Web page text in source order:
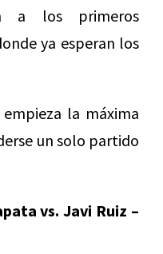
a los primeros
ya esperan los
la máxima
un solo partido
vs. Javi Ruiz –